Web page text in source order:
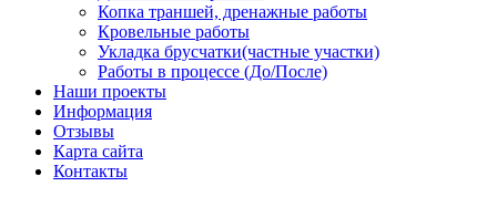
Копка траншей, дренажные работы
Кровельные работы
Укладка брусчатки(частные участки)
Работы в процессе (До/После)
Наши проекты
Информация
Отзывы
Карта сайта
Контакты